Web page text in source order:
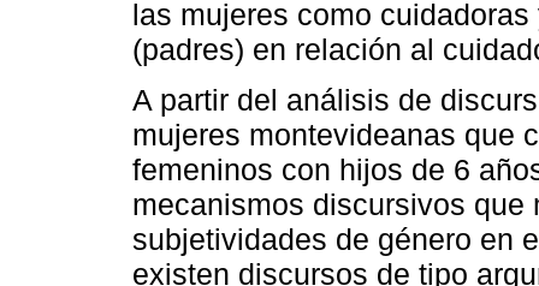
las mujeres como
(padres) en relación al
A partir del análisis de
mujeres montevideanas que
femeninos con hijos de 6
mecanismos discursivos que
subjetividades de género en
existen discursos de tipo